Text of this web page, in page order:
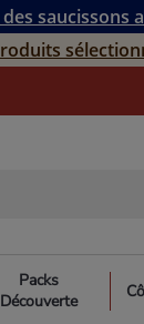
saucissons
Packs
Découverte